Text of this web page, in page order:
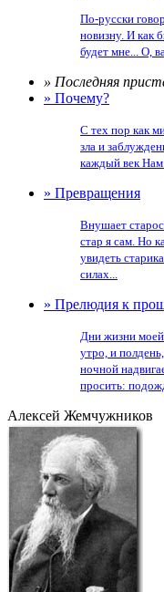
По-русски
новизну. И как
будет мне... О,
» Последняя
» Почему?
С тех пор как
зла и
каждый век Нам
» Превращения
Внушает
стар я сам. Но
увидеть
силах...
» Прелюдия к
Дни жизни
утро, и
ночной
просить:
Алексей Жемчужников